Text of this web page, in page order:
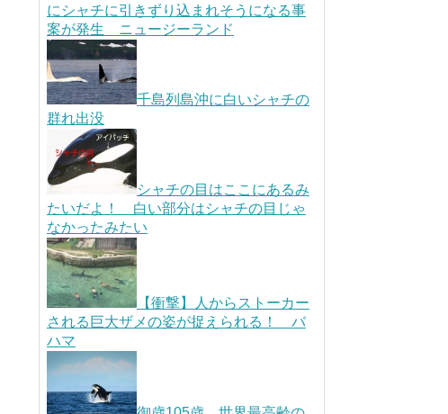
にシャチに引きずり込まれそうになる事
案が発生 ニュージーランド
千島列島沖に白いシャチの
群れ出没
シャチの目はここにあるみ
たいだよ！ 白い部分はシャチの目じゃ
なかったみたい
【衝撃】人からストーカー
される巨大ザメの姿が捉えられる！ バ
ハマ